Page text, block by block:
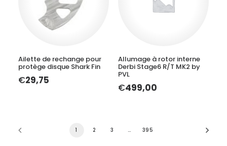
Ailette de rechange pour
protège disque Shark Fin
€29,75
Allumage à rotor interne
Derbi Stage6 R/T MK2 by
PVL
€499,00
1 2 3 … 395